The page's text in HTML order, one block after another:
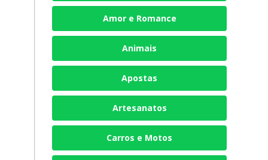
Amor e Romance
Animais
Apostas
Artesanatos
Carros e Motos